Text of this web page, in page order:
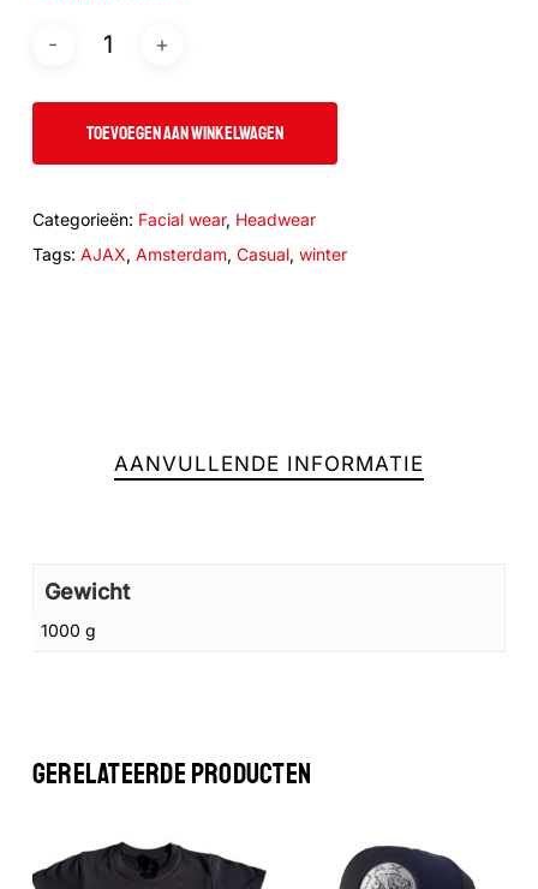
GA NAAR DE WINKEL
TOEVOEGEN AAN WINKELWAGEN
Categorieën: Facial wear, Headwear
Tags: AJAX, Amsterdam, Casual, winter
AANVULLENDE INFORMATIE
Gewicht
1000 g
GERELATEERDE PRODUCTEN